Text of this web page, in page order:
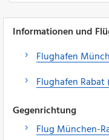
Informationen und
Flughafen
Flughafen Rabat
Gegenrichtung
Flug München-